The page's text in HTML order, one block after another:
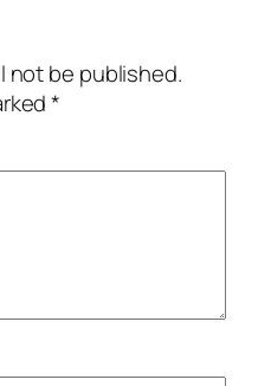
not be published.
*